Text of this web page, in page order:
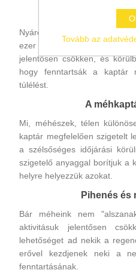
Hány méh
Nyáron egy egészséges
ezer méh található. Télen
jelentősen csökken, és
hogy fenntartsák a kaptár
túlélést.
A
Mi, méhészek, télen
kaptár megfelelően szigetelt
a szélsőséges időjárási
szigetelő anyaggal borítjuk a
helyre helyezzük azokat.
Pihenés és
Bár méheink nem
aktivitásuk jelentősen
lehetőséget ad nekik a
erővel kezdjenek neki a
fenntartásának.
Tovább az